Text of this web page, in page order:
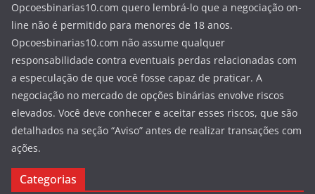
Opcoesbinarias10.com quero lembrá-lo que a negociação on-
line não é permitido para menores de 18 anos.
Opcoesbinarias10.com não assume qualquer
responsabilidade contra eventuais perdas relacionadas com
a especulação de que você fosse capaz de praticar. A
negociação no mercado de opções binárias envolve riscos
elevados. Você deve conhecer e aceitar esses riscos, que são
detalhados na seção “Aviso” antes de realizar transações com
ações.
Categorias